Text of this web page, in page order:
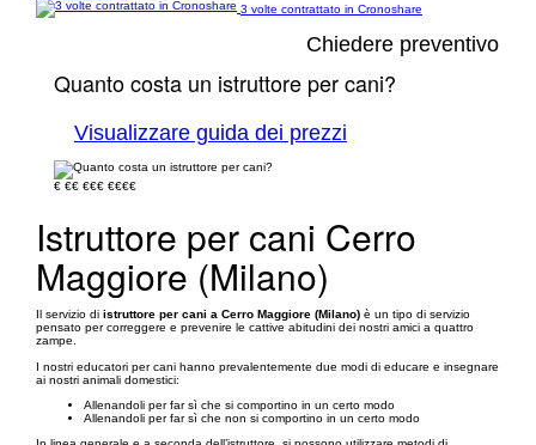
3 volte contrattato in Cronoshare
Chiedere preventivo
Quanto costa un istruttore per cani?
Visualizzare guida dei prezzi
€ €€ €€€ €€€€
Istruttore per cani Cerro
Maggiore (Milano)
Il servizio di istruttore per cani a Cerro Maggiore (Milano) è un tipo di servizio
pensato per correggere e prevenire le cattive abitudini dei nostri amici a quattro
zampe.
I nostri educatori per cani hanno prevalentemente due modi di educare e insegnare
ai nostri animali domestici:
Allenandoli per far sì che si comportino in un certo modo
Allenandoli per far sì che non si comportino in un certo modo